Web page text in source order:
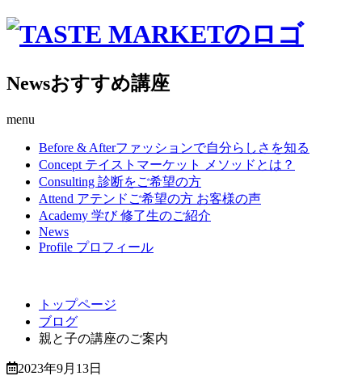
Newsおすすめ講座
menu
Before & Afterファッションで自分らしさを知る
Concept テイストマーケット メソッドとは？
Consulting 診断をご希望の方
Attend アテンドご希望の方 お客様の声
Academy 学び 修了生のご紹介
News
Profile プロフィール
トップページ
ブログ
親と子の講座のご案内
2023年9月13日